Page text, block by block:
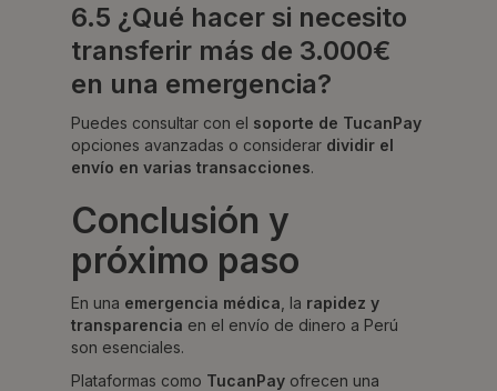
6.5 ¿Qué hacer si necesito
transferir más de 3.000€
en una emergencia?
Puedes consultar con el soporte de TucanPay
opciones avanzadas o considerar dividir el
envío en varias transacciones.
Conclusión y
próximo paso
En una emergencia médica , la rapidez y
transparencia en el envío de dinero a Perú
son esenciales.
Plataformas como TucanPay ofrecen una